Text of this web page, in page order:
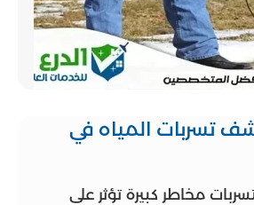
تسربات المياه في
مخاطر كبيرة تؤثر على